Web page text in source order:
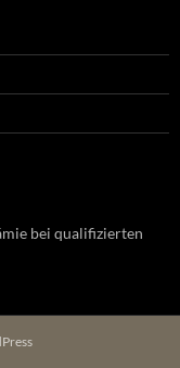
bei qualifizierten